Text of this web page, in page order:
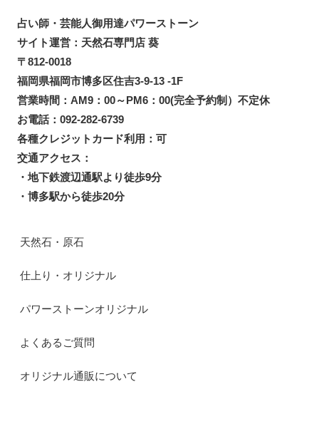
占い師・芸能人御用達パワーストーン
サイト運営：天然石専門店 葵
〒812-0018
福岡県福岡市博多区住吉3-9-13 -1F
営業時間：AM9：00～PM6：00(完全予約制）不定休
お電話：092-282-6739
各種クレジットカード利用：可
交通アクセス：
・地下鉄渡辺通駅より徒歩9分
・博多駅から徒歩20分
天然石・原石
仕上り・オリジナル
パワーストーンオリジナル
よくあるご質問
オリジナル通販について